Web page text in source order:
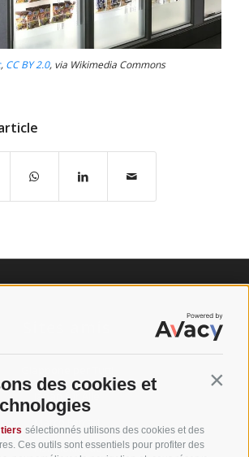
des cookies et
sélectionnés utilisons des cookies et des
Ces outils sont essentiels pour profiter des
, CC BY 2.0, via Wikimedia Commons
Japan für Alle
Marco Ferrari
Visit Hokkaido